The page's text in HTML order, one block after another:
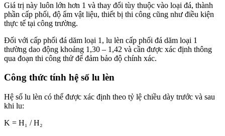
Giá trị này luôn lớn hơn 1 và thay đổi tùy thuộc vào loại đá, thành
phần cấp phối, độ ẩm vật liệu, thiết bị thi công cũng như điều kiện
thực tế tại công trường.
Đối với cấp phối đá dăm loại 1, lu lèn cấp phối đá dăm loại 1
thường dao động khoảng 1,30 – 1,42 và cần được xác định thông
qua đoạn thi công thử để đảm bảo độ chính xác.
Công thức tính hệ số lu lèn
Hệ số lu lèn có thể được xác định theo tỷ lệ chiều dày trước và sau
khi lu:
K = H₁ / H₂